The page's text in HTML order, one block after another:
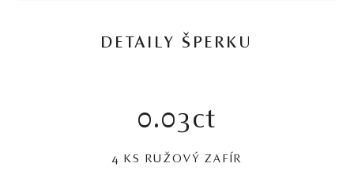
DETAILY ŠPERKU
0.03ct
4 KS RUŽOVÝ ZAFÍR